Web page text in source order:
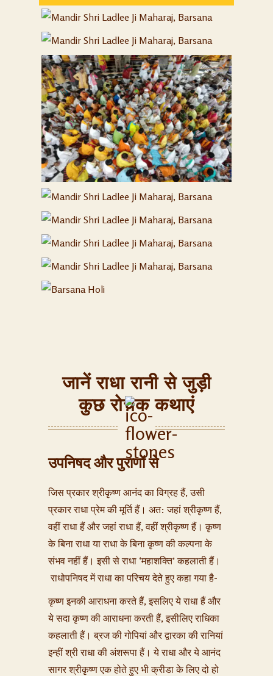
BARSANA
MANDIR SHRI LADLEE JI MAHARAJ,
MANDIR SHRI LADLEE JI MAHARAJ,
MANDIR SHRI LADLEE JI MAHARAJ,
MANDIR SHRI LADLEE JI MAHARAJ,
MANDIR SHRI LADLEE JI MAHARAJ,
MANDIR SHRI LADLEE JI MAHARAJ,
जानें राधा रानी से जुड़ी
कुछ रोचक कथाएं
उपनिषद और पुराणों से
जिस प्रकार श्रीकृष्ण आनंद का विग्रह हैं, उसी
प्रकार राधा प्रेम की मूर्ति हैं। अत: जहां श्रीकृष्ण हैं,
वहीं राधा हैं और जहां राधा हैं, वहीं श्रीकृष्ण हैं। कृष्ण
के बिना राधा या राधा के बिना कृष्ण की कल्पना के
संभव नहीं हैं। इसी से राधा ‘महाशक्ति’ कहलाती हैं।
राधोपनिषद में राधा का परिचय देते हुए कहा गया है-
कृष्ण इनकी आराधना करते हैं, इसलिए ये राधा हैं और
ये सदा कृष्ण की आराधना करती हैं, इसीलिए राधिका
कहलाती हैं। ब्रज की गोपियां और द्वारका की रानियां
इन्हीं श्री राधा की अंशरूपा हैं। ये राधा और ये आनंद
सागर श्रीकृष्ण एक होते हुए भी क्रीडा के लिए दो हो